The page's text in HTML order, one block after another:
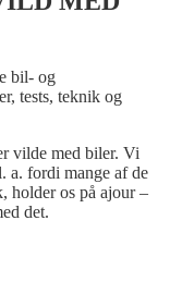
bil- og
tests, teknik og
vilde med biler. Vi
a. fordi mange af de
holder os på ajour –
det.